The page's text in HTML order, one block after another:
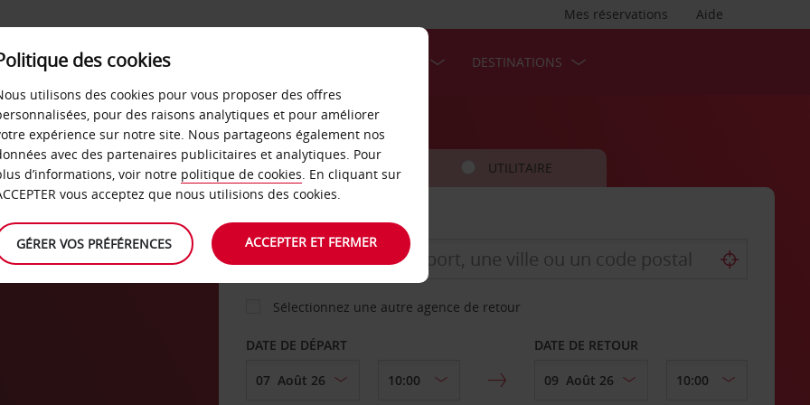
Aide
Mes réservations
LIBRE-SERVICE DESTINATIONS
VOITURE UTILITAIRE
AGENCE DE DÉPART
Sélectionnez une autre agence de retour
DATE DE DÉPART DATE DE RETOUR
des cookies
utilisons des cookies pour vous proposer des offres
pour des raisons analytiques et pour améliorer
expérience sur notre site. Nous partageons également nos
avec des partenaires publicitaires et analytiques. Pour
d’informations, voir notre politique de cookies. En cliquant sur
vous acceptez que nous utilisions des cookies.
GÉRER VOS PRÉFÉRENCES ACCEPTER ET FERMER